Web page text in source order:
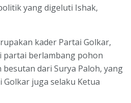
yang digeluti Ishak,
kader Partai Golkar,
partai berlambang pohon
dari Surya Paloh, yang
juga selaku Ketua